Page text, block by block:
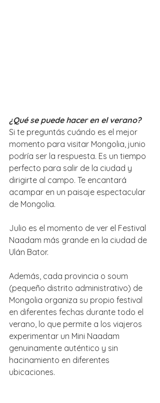
¿Qué se puede hacer en el verano?
Si te preguntás cuándo es el mejor
momento para visitar Mongolia, junio
podría ser la respuesta. Es un tiempo
perfecto para salir de la ciudad y
dirigirte al campo. Te encantará
acampar en un paisaje espectacular
de Mongolia.
Julio es el momento de ver el Festival
Naadam más grande en la ciudad de
Ulán Bator.
Además, cada provincia o soum
(pequeño distrito administrativo) de
Mongolia organiza su propio festival
en diferentes fechas durante todo el
verano, lo que permite a los viajeros
experimentar un Mini Naadam
genuinamente auténtico y sin
hacinamiento en diferentes
ubicaciones.